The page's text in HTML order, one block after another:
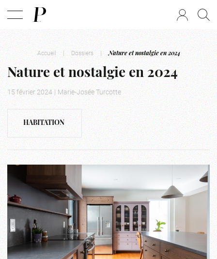
Accueil | Dossiers | Nature et nostalgie en 2024
Nature et nostalgie en 2024
15 février 2024 | Marie-Josée Turcotte
HABITATION